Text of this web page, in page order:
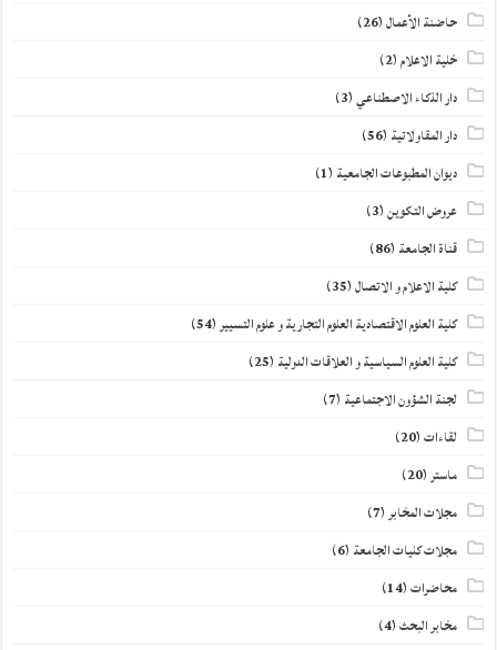
حاضنة الأعمال(26)
خلية الاعلام(2)
دار الذكاء الاصطناعي(3)
دار المقاولاتية (56)
ديوان المطبوعات الجامعية (1)
عروض التكوين(3)
قناة الجامعة (86)
كلية الاعلام و الاتصال(35)
كلية العلوم الاقتصادية العلوم التجارية و علوم التسيير(54)
كلية العلوم السياسية و العلاقات الدولية (25)
لجنة الشؤون الاجتماعية (7)
لقاءات(20)
ماستر(20)
مجلات المخابر(7)
مجلات كليات الجامعة (6)
محاضرات(14)
مخابر البحث(4)